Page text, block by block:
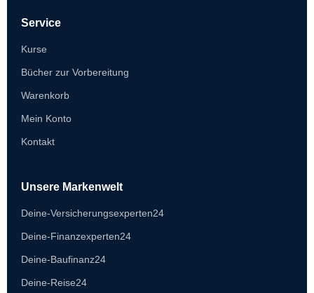
Service
Kurse
Bücher zur Vorbereitung
Warenkorb
Mein Konto
Kontakt
Unsere Markenwelt
Deine-Versicherungsexperten24
Deine-Finanzexperten24
Deine-Baufinanz24
Deine-Reise24